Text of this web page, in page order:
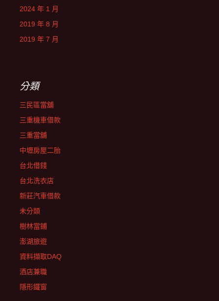
2024 年 1 月
2019 年 8 月
2019 年 7 月
分類
三民區當舖
三重機車借款
三重當舖
中壢房屋二胎
台北借錢
台北洗衣店
新莊汽車借款
未分類
樹林當鋪
澎湖旅遊
資料擷取DAQ
酒店兼職
隱形鐵窗